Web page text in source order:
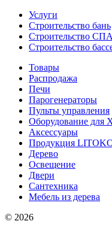
Услуги
Строительство бань
Строительство СПА
Строительство
Товары
Распродажа
Печи
Парогенераторы
Пульты управления
Оборудование для
Аксессуары
Продукция
Дерево
Освещение
Двери
Сантехника
Мебель из дерева
© 2026